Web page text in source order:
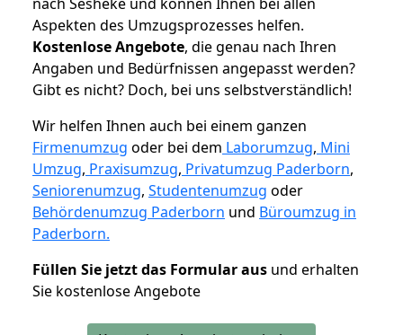
Aspekten des Umzugsprozesses helfen.
Kostenlose Angebote, die genau nach Ihren
Angaben und Bedürfnissen angepasst werden?
Gibt es nicht? Doch, bei uns selbstverständlich!
Wir helfen Ihnen auch bei einem ganzen
Firmenumzug oder bei dem Laborumzug, Mini
Umzug, Praxisumzug, Privatumzug Paderborn,
Seniorenumzug, Studentenumzug oder
Behördenumzug Paderborn und Büroumzug in
Paderborn.
Füllen Sie jetzt das Formular aus und erhalten
Sie kostenlose Angebote